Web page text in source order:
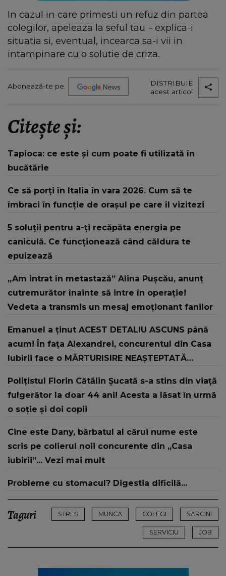
In cazul in care primesti un refuz din partea
colegilor, apeleaza la seful tau – explica-i
situatia si, eventual, incearca sa-i vii in
intampinare cu o solutie de criza.
Abonează-te pe
DISTRIBUIE
acest articol
Citește și:
Tapioca: ce este și cum poate fi utilizată în
bucătărie
Ce să porți în Italia în vara 2026. Cum să te
îmbraci în funcție de orașul pe care îl vizitezi
5 soluții pentru a-ți recăpăta energia pe
caniculă. Ce funcționează când căldura te
epuizează
„Am intrat în metastază” Alina Pușcău, anunț
cutremurător înainte să intre în operație!
Vedeta a transmis un mesaj emoționant fanilor
Emanuel a ținut ACEST DETALIU ASCUNS până
acum! În fața Alexandrei, concurentul din Casa
Iubirii face o MĂRTURISIRE NEAȘTEPTATĂ
te iubesc pentru că..."
Polițistul Florin Cătălin Șucată s-a stins din viață
fulgerător la doar 44 ani! Acesta a lăsat în urmă
o soție și doi copii
Cine este Dany, bărbatul al cărui nume este
scris pe colierul noii concurente din „Casa
iubirii”... Vezi mai mult
Probleme cu stomacul? Digestia dificilă...
Taguri STRES MUNCA COLEGI SARCINI
SERVICIU JOB